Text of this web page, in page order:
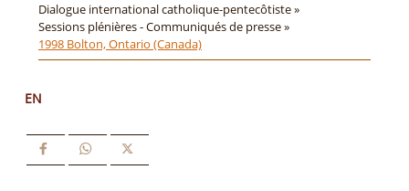
Dialogue international catholique-pentecôtiste »
Sessions plénières - Communiqués de presse »
1998 Bolton, Ontario (Canada)
EN